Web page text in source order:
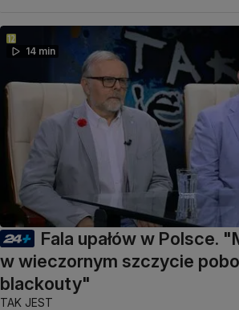
14 min
Fala upałów w Polsce.
w wieczornym szczycie
blackouty"
TAK JEST